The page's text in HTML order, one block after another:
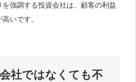
強調する投資会社は、顧客の利益
いです。
社ではなくても不